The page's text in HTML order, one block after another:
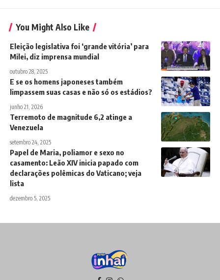
You Might Also Like
Eleição legislativa foi ‘grande vitória’ para
Milei, diz imprensa mundial
outubro 28, 2025
E se os homens japoneses também
limpassem suas casas e não só os estádios?
junho 21, 2026
Terremoto de magnitude 6,2 atinge a
Venezuela
setembro 24, 2025
Papel de Maria, poliamor e sexo no
casamento: Leão XIV inicia papado com
declarações polêmicas do Vaticano; veja
lista
dezembro 5, 2025